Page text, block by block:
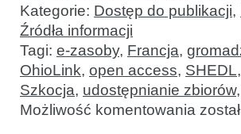
Kategorie: Dostęp do publikacji,
Źródła informacji
Tagi: e-zasoby, Francja,
OhioLink, open access, SHEDL,
Szkocja, udostępnianie zbiorów,
Możliwość komentowania Krajowe
licencje: